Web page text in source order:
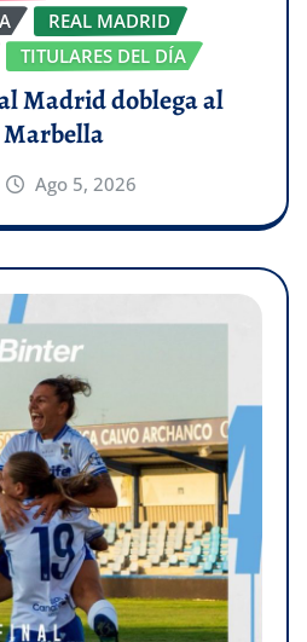
REAL MADRID
TITULARES DEL DÍA
Madrid doblega al
Marbella
Ago 5, 2026